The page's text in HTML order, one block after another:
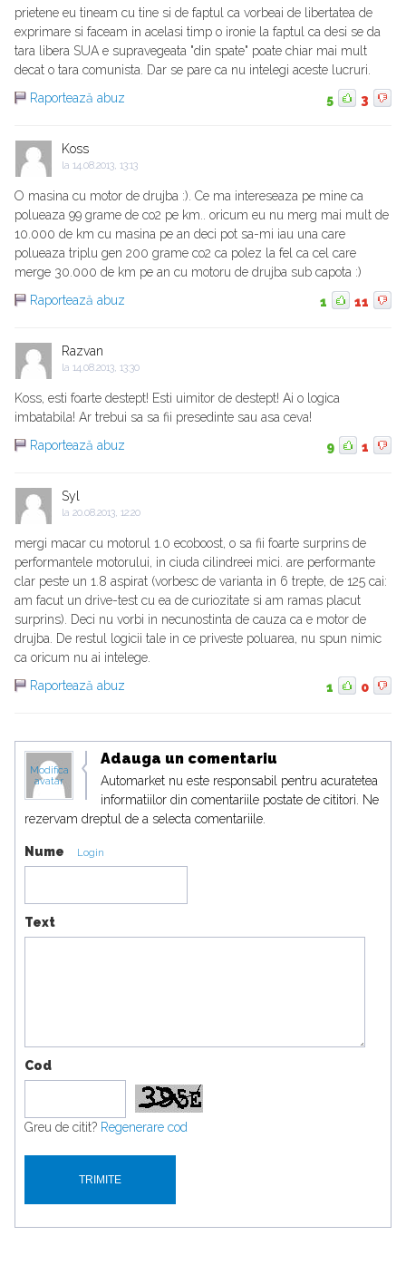
prietene eu tineam cu tine si de faptul ca vorbeai de libertatea de
exprimare si faceam in acelasi timp o ironie la faptul ca desi se da
tara libera SUA e supravegeata "din spate" poate chiar mai mult
decat o tara comunista. Dar se pare ca nu intelegi aceste lucruri.
Raportează abuz
5 3
Koss
la 14.08.2013, 13:13
O masina cu motor de drujba :). Ce ma intereseaza pe mine ca
polueaza 99 grame de co2 pe km.. oricum eu nu merg mai mult de
10.000 de km cu masina pe an deci pot sa-mi iau una care
polueaza triplu gen 200 grame co2 ca polez la fel ca cel care
merge 30.000 de km pe an cu motoru de drujba sub capota :)
Raportează abuz
1 11
Razvan
la 14.08.2013, 13:30
Koss, esti foarte destept! Esti uimitor de destept! Ai o logica
imbatabila! Ar trebui sa sa fii presedinte sau asa ceva!
Raportează abuz
9 1
Syl
la 20.08.2013, 12:20
mergi macar cu motorul 1.0 ecoboost, o sa fii foarte surprins de
performantele motorului, in ciuda cilindreei mici. are performante
clar peste un 1.8 aspirat (vorbesc de varianta in 6 trepte, de 125 cai:
am facut un drive-test cu ea de curiozitate si am ramas placut
surprins). Deci nu vorbi in necunostinta de cauza ca e motor de
drujba. De restul logicii tale in ce priveste poluarea, nu spun nimic
ca oricum nu ai intelege.
Raportează abuz
1 0
Modifica
avatar
Adauga un comentariu
Automarket nu este responsabil pentru acuratetea
informatiilor din comentariile postate de cititori. Ne
rezervam dreptul de a selecta comentariile.
Nume Login
Text
Cod
Greu de citit? Regenerare cod